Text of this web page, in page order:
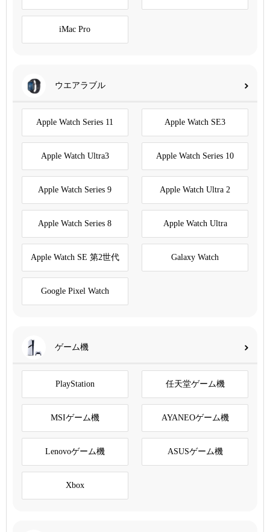
iMac Pro
ウエアラブル
Apple Watch Series 11 Apple Watch SE3
Apple Watch Ultra3 Apple Watch Series 10
Apple Watch Series 9 Apple Watch Ultra 2
Apple Watch Series 8 Apple Watch Ultra
Apple Watch SE 第2世代 Galaxy Watch
Google Pixel Watch
ゲーム機
PlayStation 任天堂ゲーム機
MSIゲーム機 AYANEOゲーム機
Lenovoゲーム機 ASUSゲーム機
Xbox